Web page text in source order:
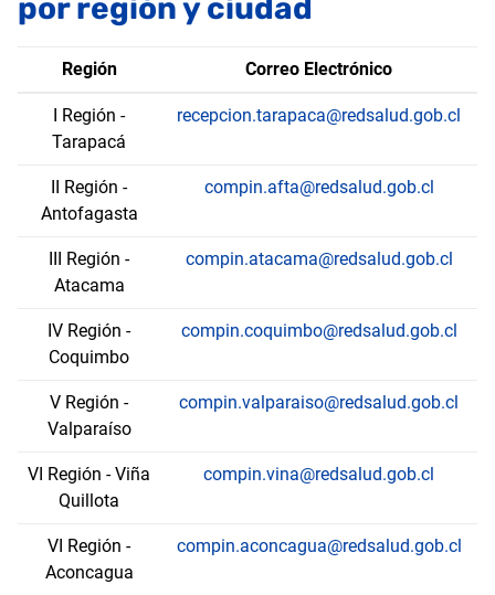
por región y ciudad
Región Correo Electrónico
I Región -
Tarapacá
recepcion.tarapaca@redsalud.gob.cl
II Región -
Antofagasta
compin.afta@redsalud.gob.cl
III Región -
Atacama
compin.atacama@redsalud.gob.cl
IV Región -
Coquimbo
compin.coquimbo@redsalud.gob.cl
V Región -
Valparaíso
compin.valparaiso@redsalud.gob.cl
VI Región - Viña
Quillota
compin.vina@redsalud.gob.cl
VI Región -
Aconcagua
compin.aconcagua@redsalud.gob.cl